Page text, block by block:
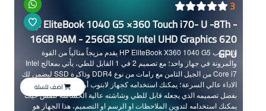
3
Hp EliteBook 1040 G5 ×360 Touch i70- U -8Th -
16GB RAM - 256GB SSD Intel UHD Graphics 620
GPU
لاب توب HP EliteBook X360 1040 G5 يقدم مزيجاً مثالياً من القوة
والمرونة في جهاز واحد؛ مع تصميم 2 في 1 القابل للطي، يأتي بمعالج Intel
Core i7 من الجيل الثامن مع رامات من نوع DDR4 وذاكرة SSD ليضمن لك
الاداء عالي السرعة؛ يمكنك استخدامه كجهاز لابتوب أو تابلت حسب الحاجة
بفضل تصميمه الذي يجعله قابل للطي وشاشته عالية الحساسة للمس حيث
يمكنك استخدامه لتدوين الملاحظات او الرسم او التصميم، هذا الجهاز هو
اضف للسلة